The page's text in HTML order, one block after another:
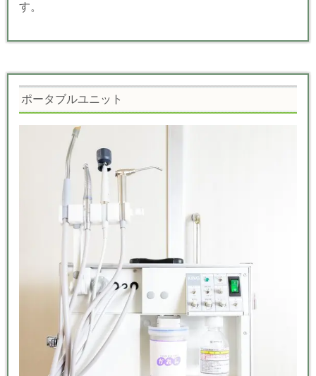
す。
ポータブルユニット